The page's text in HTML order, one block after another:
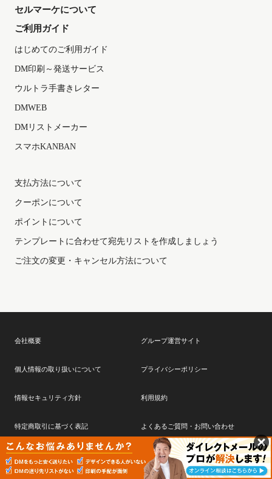
セルマーケについて
ご利用ガイド
はじめてのご利用ガイド
DM印刷～発送サービス
ウルトラ手書きレター
DMWEB
DMリストメーカー
スマホKANBAN
支払方法について
クーポンについて
ポイントについて
テンプレートに合わせて宛先リストを作成しましょう
会社概要 グループ運営サイト
個人情報の取り扱いについて プライバシーポリシー
情報セキュリティ方針 利用規約
特定商取引に基づく表記 よくあるご質問・お問い合わせ